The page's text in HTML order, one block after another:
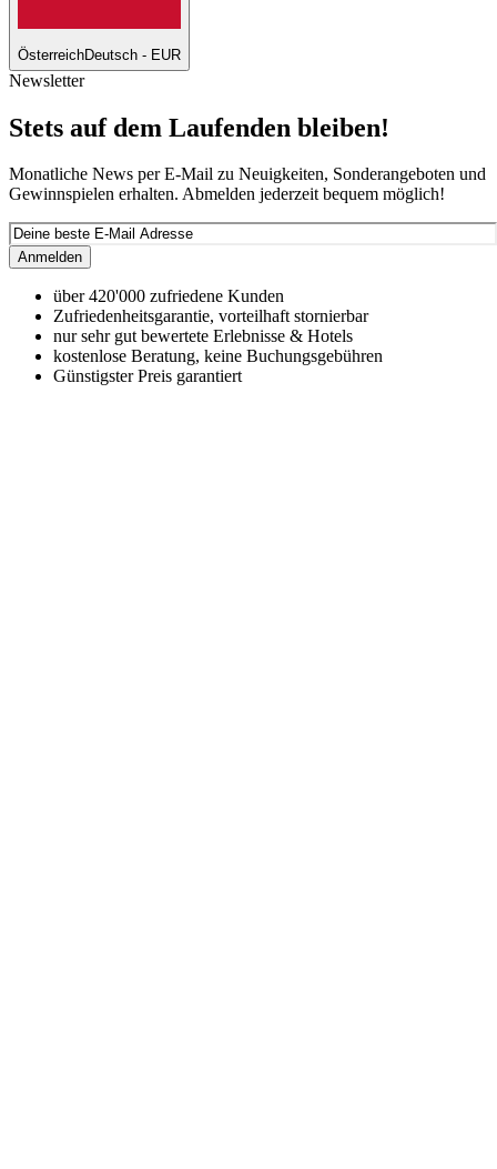
ÖsterreichDeutsch - EUR
Newsletter
Stets auf dem Laufenden bleiben!
Monatliche News per E-Mail zu Neuigkeiten, Sonderangeboten und
Gewinnspielen erhalten. Abmelden jederzeit bequem möglich!
Anmelden
über 420'000 zufriedene Kunden
Zufriedenheitsgarantie, vorteilhaft stornierbar
nur sehr gut bewertete Erlebnisse & Hotels
kostenlose Beratung, keine Buchungsgebühren
Günstigster Preis garantiert